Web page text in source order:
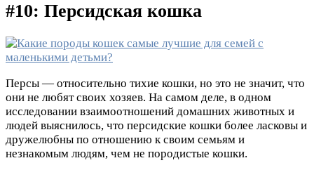
#10: Персидская кошка
Персы — относительно тихие кошки, но это не значит, что
они не любят своих хозяев. На самом деле, в одном
исследовании взаимоотношений домашних животных и
людей выяснилось, что персидские кошки более ласковы и
дружелюбны по отношению к своим семьям и
незнакомым людям, чем не породистые кошки.